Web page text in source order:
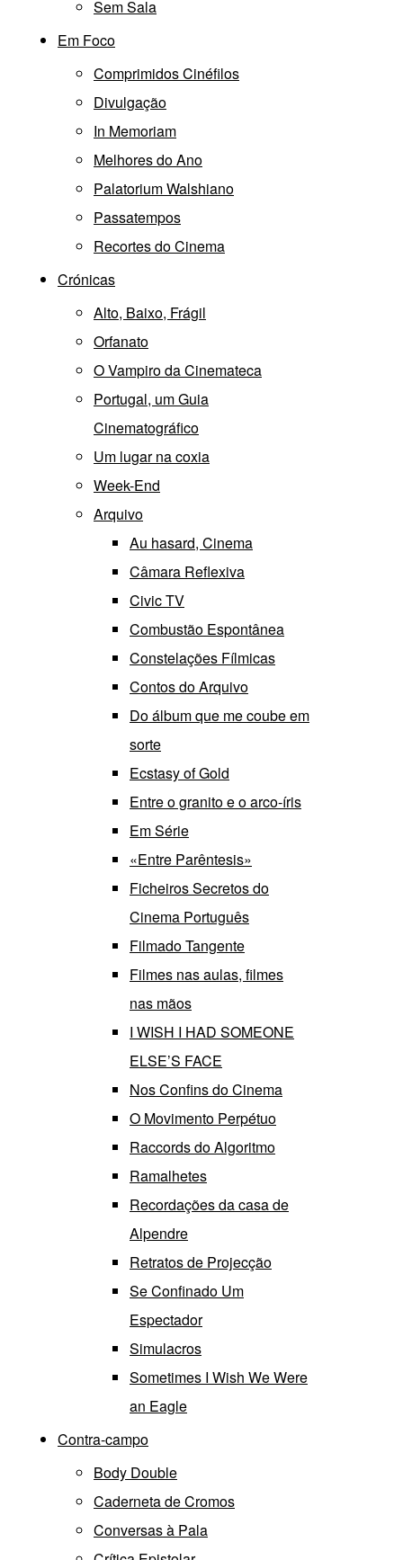
Sem Sala
Em Foco
Comprimidos Cinéfilos
Divulgação
In Memoriam
Melhores do Ano
Palatorium Walshiano
Passatempos
Recortes do Cinema
Crónicas
Alto, Baixo, Frágil
Orfanato
O Vampiro da Cinemateca
Portugal, um Guia
Cinematográfico
Um lugar na coxia
Week-End
Arquivo
Au hasard, Cinema
Câmara Reflexiva
Civic TV
Combustão Espontânea
Constelações Fílmicas
Contos do Arquivo
Do álbum que me coube em
sorte
Ecstasy of Gold
Entre o granito e o arco-íris
Em Série
«Entre Parêntesis»
Ficheiros Secretos do
Cinema Português
Filmado Tangente
Filmes nas aulas, filmes
nas mãos
I WISH I HAD SOMEONE
ELSE’S FACE
Nos Confins do Cinema
O Movimento Perpétuo
Raccords do Algoritmo
Ramalhetes
Recordações da casa de
Alpendre
Retratos de Projecção
Se Confinado Um
Espectador
Simulacros
Sometimes I Wish We Were
an Eagle
Contra-campo
Body Double
Caderneta de Cromos
Conversas à Pala